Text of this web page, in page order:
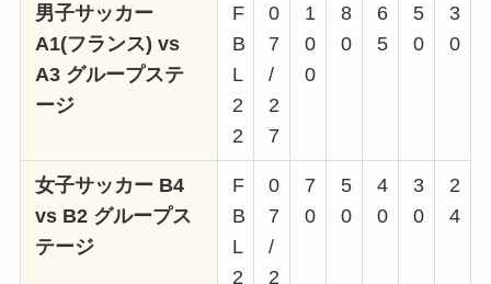
男子サッカー
A1(フランス) vs
A3 グループステ
ージ
F
B
L
2
2
0
7
/
2
7
1
0
0
8
0
6
5
5
0
3
0
女子サッカー B4
vs B2 グループス
テージ
F
B
L
2
0
7
/
2
7
0
5
0
4
0
3
0
2
4